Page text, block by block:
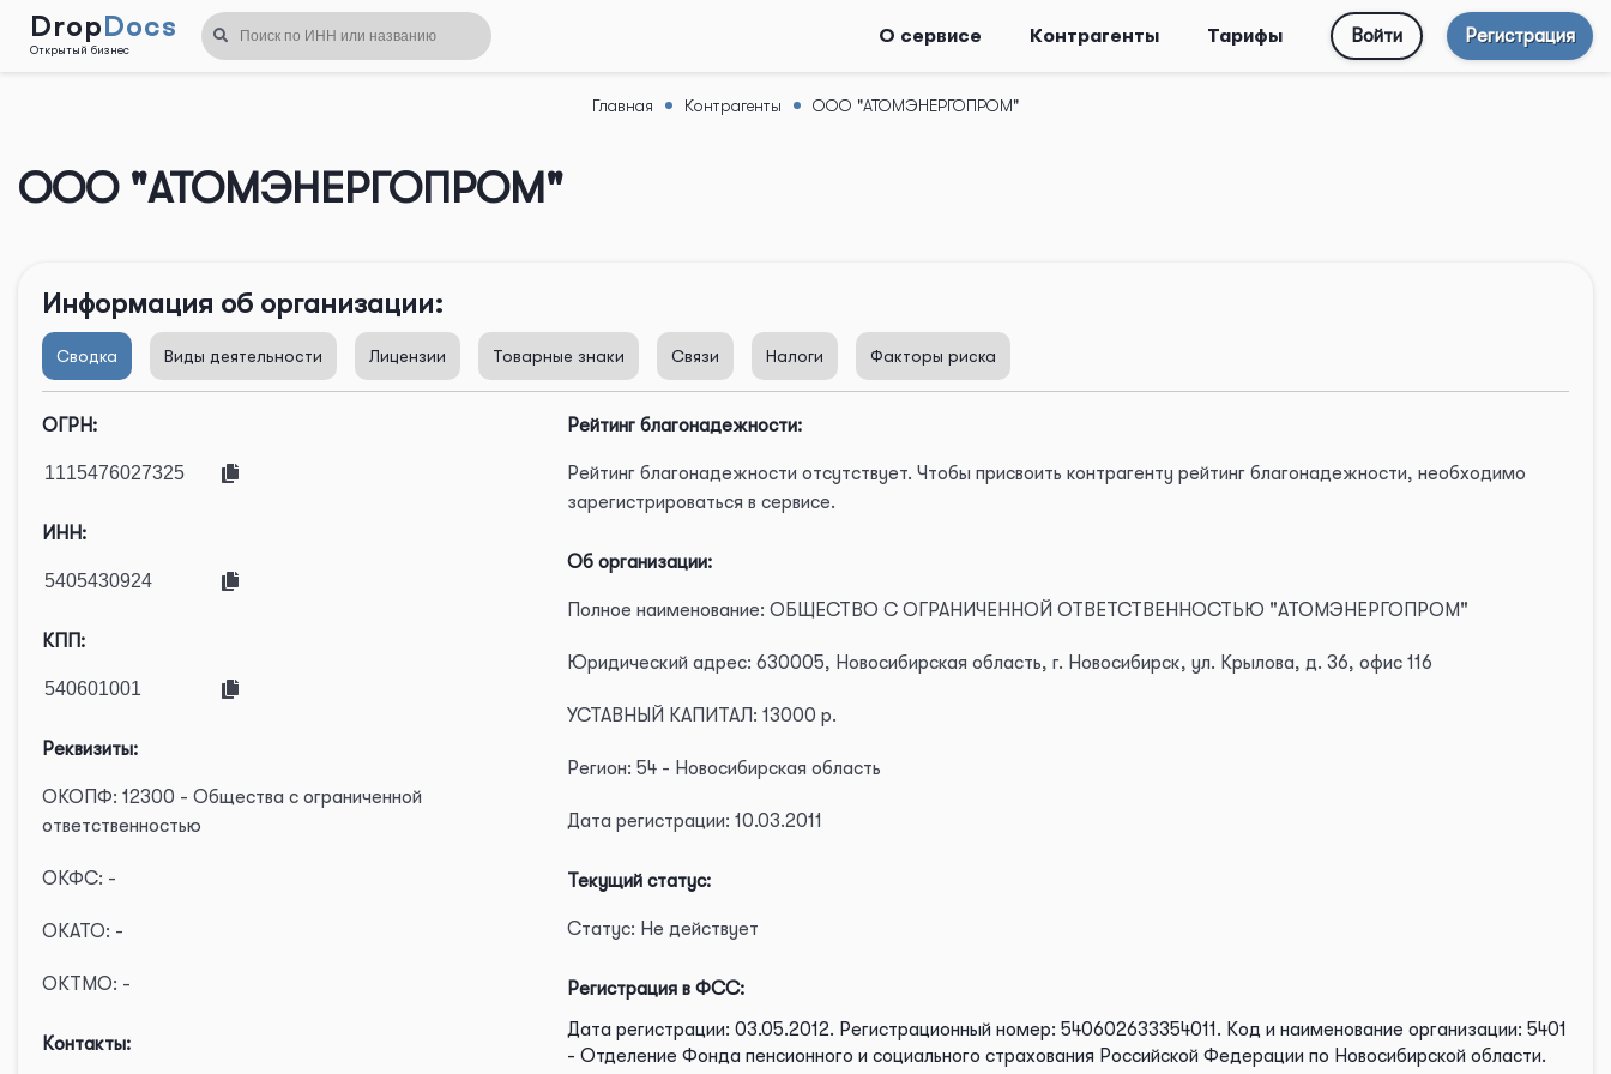
DropDocs
Открытый бизнес
О сервисе Контрагенты Тарифы Войти Регистрация
Главная Контрагенты ООО "АТОМЭНЕРГОПРОМ"
ООО "АТОМЭНЕРГОПРОМ"
Информация об организации:
Сводка Виды деятельности Лицензии Товарные знаки Связи Налоги Факторы риска
ОГРН:
ИНН:
КПП:
Реквизиты:
ОКОПФ: 12300 - Общества с ограниченной
ответственностью
ОКФС: -
ОКАТО: -
ОКТМО: -
Контакты:
Рейтинг благонадежности:
Рейтинг благонадежности отсутствует. Чтобы присвоить контрагенту рейтинг благонадежности, необходимо
зарегистрироваться в сервисе.
Об организации:
Полное наименование: ОБЩЕСТВО С ОГРАНИЧЕННОЙ ОТВЕТСТВЕННОСТЬЮ "АТОМЭНЕРГОПРОМ"
Юридический адрес: 630005, Новосибирская область, г. Новосибирск, ул. Крылова, д. 36, офис 116
УСТАВНЫЙ КАПИТАЛ: 13000 р.
Регион: 54 - Новосибирская область
Дата регистрации: 10.03.2011
Текущий статус:
Статус: Не действует
Регистрация в ФСС:
Дата регистрации: 03.05.2012. Регистрационный номер: 540602633354011. Код и наименование организации: 5401
- Отделение Фонда пенсионного и социального страхования Российской Федерации по Новосибирской области.